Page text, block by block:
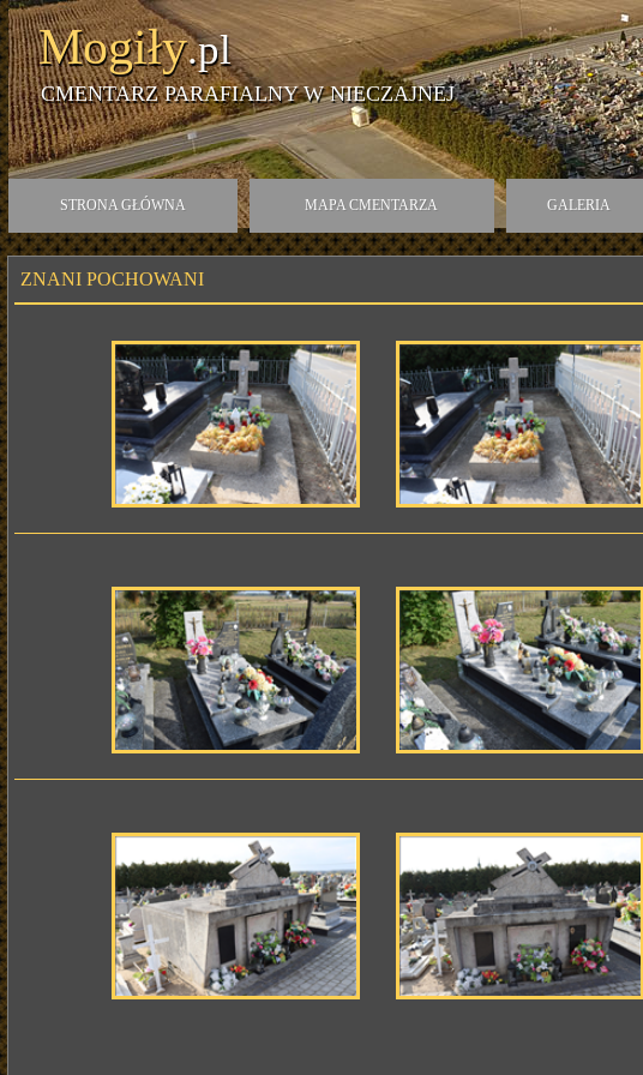
Mogiły.pl
CMENTARZ PARAFIALNY W NIECZAJNEJ
STRONA GŁÓWNA MAPA CMENTARZA GALERIA
ZNANI POCHOWANI